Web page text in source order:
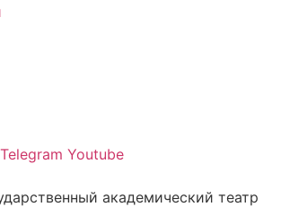
Telegram Youtube
академический театр